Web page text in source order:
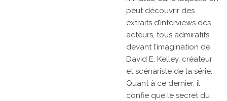
peut découvrir des
extraits d’interviews des
acteurs, tous admiratifs
devant l’imagination de
David E. Kelley, créateur
et scénariste de la série.
Quant à ce dernier, il
confie que le secret du